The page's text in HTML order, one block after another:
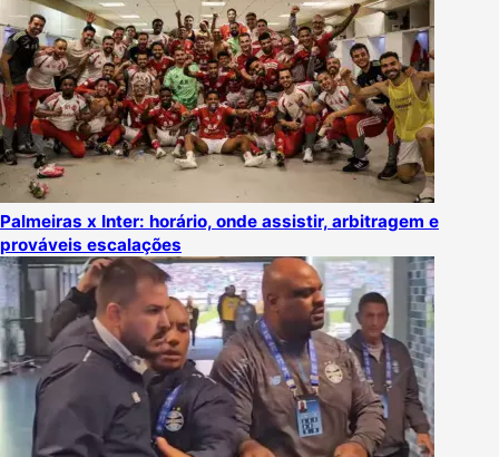
Palmeiras x Inter: horário, onde assistir, arbitragem e
prováveis escalações